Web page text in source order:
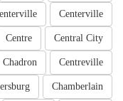
Centerville
Central City
Centre
Centreville
Chadron
Chamberlain